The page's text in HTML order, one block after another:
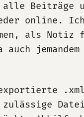
alle Beiträge
online.
als Notiz
jemandem